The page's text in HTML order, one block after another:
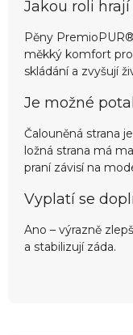
Jakou roli
Pěny
měkký komfort
skládání a zvyšují
Je možné
Čalouněná strana
ložná strana má
praní závisí na
Vyplatí se
Ano – výrazně
a stabilizují záda.